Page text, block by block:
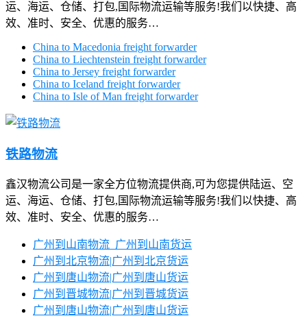
运、海运、仓储、打包,国际物流运输等服务!我们以快捷、高
效、准时、安全、优惠的服务…
China to Macedonia freight forwarder
China to Liechtenstein freight forwarder
China to Jersey freight forwarder
China to Iceland freight forwarder
China to Isle of Man freight forwarder
铁路物流
鑫汉物流公司是一家全方位物流提供商,可为您提供陆运、空
运、海运、仓储、打包,国际物流运输等服务!我们以快捷、高
效、准时、安全、优惠的服务…
广州到山南物流_广州到山南货运
广州到北京物流|广州到北京货运
广州到唐山物流|广州到唐山货运
广州到晋城物流|广州到晋城货运
广州到唐山物流|广州到唐山货运